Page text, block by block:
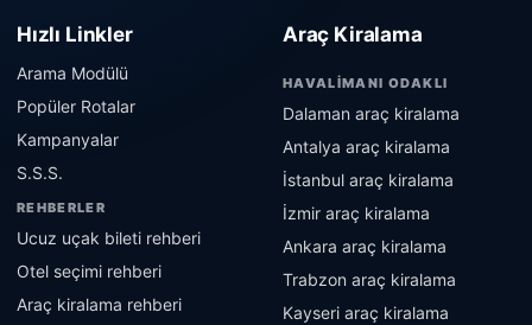
Hızlı Linkler
Arama Modülü
Popüler Rotalar
Kampanyalar
S.S.S.
REHBERLER
Ucuz uçak bileti rehberi
Otel seçimi rehberi
Araç kiralama rehberi
Araç Kiralama
HAVALIMANI ODAKLI
Dalaman araç kiralama
Antalya araç kiralama
İstanbul araç kiralama
İzmir araç kiralama
Ankara araç kiralama
Trabzon araç kiralama
Kayseri araç kiralama